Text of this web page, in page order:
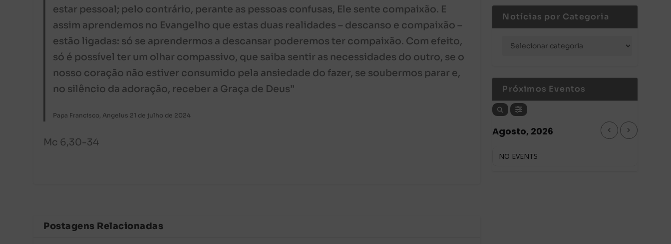
estar pessoal; pelo contrário, perante as pessoas confusas, Ele sente compaixão. E
assim aprendemos no Evangelho que estas duas realidades – descanso e compaixão –
estão ligadas: só se aprendermos a descansar poderemos ter compaixão. Com efeito,
só é possível ter um olhar compassivo, que saiba sentir as necessidades do outro, se o
nosso coração não estiver consumido pela ansiedade do fazer, se soubermos parar e,
no silêncio da adoração, receber a Graça de Deus”
Papa Francisco, Angelus 21 de julho de 2024
Mc 6,30-34
Postagens Relacionadas
Notícias por Categoria
Próximos Eventos
Agosto, 2026
NO EVENTS